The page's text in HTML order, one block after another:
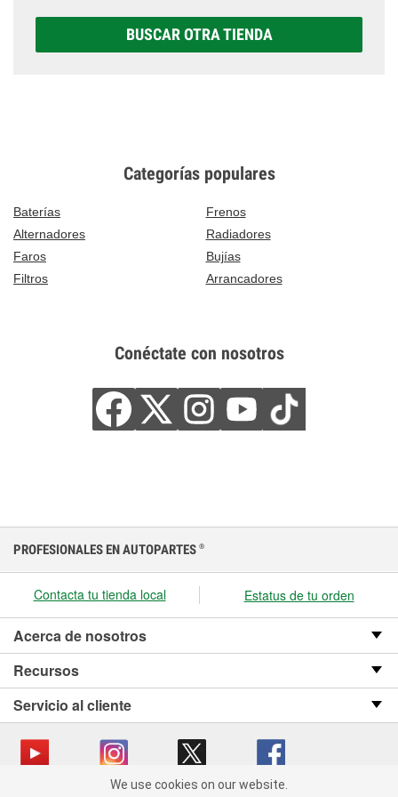
BUSCAR OTRA TIENDA
Categorías populares
Baterías
Frenos
Alternadores
Radiadores
Faros
Bujías
Filtros
Arrancadores
Conéctate con nosotros
We use cookies on our website. By clicking "Accept", you consent
PROFESIONALES EN AUTOPARTES ®
Contacta tu tienda local Estatus de tu orden
Acerca de nosotros
Recursos
Servicio al cliente
We use cookies on our website.